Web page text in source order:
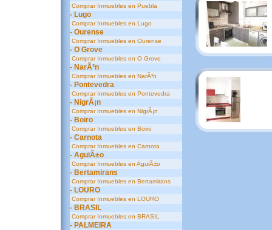
Comprar Inmuebles en Puebla
- Lugo
Comprar Inmuebles en Lugo
- Ourense
Comprar Inmuebles en Ourense
- O Grove
Comprar Inmuebles en O Grove
- NarÃ³n
Comprar Inmuebles en NarÃ³n
- Pontevedra
Comprar Inmuebles en Pontevedra
- NigrÃ¡n
Comprar Inmuebles en NigrÃ¡n
- Boiro
Comprar Inmuebles en Boiro
- Carnota
Comprar Inmuebles en Carnota
- AguiÃ±o
Comprar Inmuebles en AguiÃ±o
- Bertamirans
Comprar Inmuebles en Bertamirans
- LOURO
Comprar Inmuebles en LOURO
- BRASIL
Comprar Inmuebles en BRASIL
- PALMEIRA